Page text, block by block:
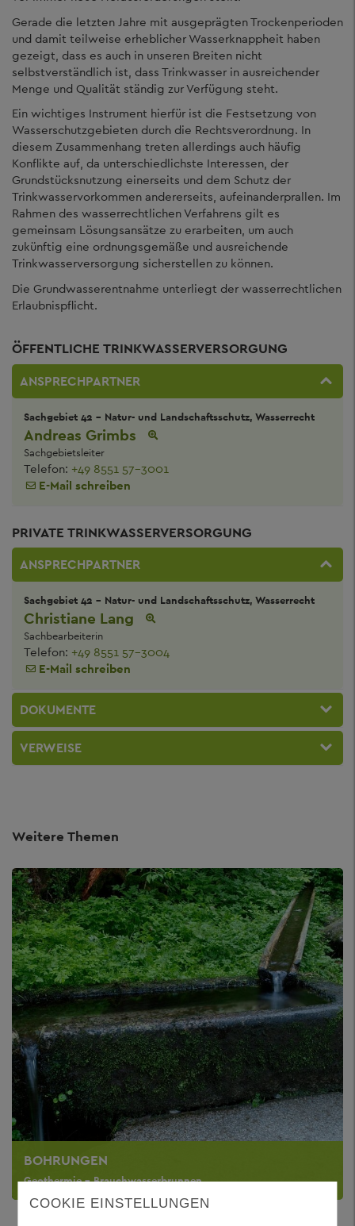
Gerade die letzten Jahre mit ausgeprägten Trockenperioden
und damit teilweise erheblicher Wasserknappheit haben
gezeigt, dass es auch in unseren Breiten nicht
selbstverständlich ist, dass Trinkwasser in ausreichender
Menge und Qualität ständig zur Verfügung steht.
Ein wichtiges Instrument hierfür ist die Festsetzung von
Wasserschutzgebieten durch die Rechtsverordnung. In
diesem Zusammenhang treten allerdings auch häufig
Konflikte auf, da unterschiedlichste Interessen, der
Grundstücksnutzung einerseits und dem Schutz der
Trinkwasservorkommen andererseits, aufeinanderprallen. Im
Rahmen des wasserrechtlichen Verfahrens gilt es
gemeinsam Lösungsansätze zu erarbeiten, um auch
zukünftig eine ordnungsgemäße und ausreichende
Trinkwasserversorgung sicherstellen zu können.
Die Grundwasserentnahme unterliegt der wasserrechtlichen
Erlaubnispflicht.
ÖFFENTLICHE TRINKWASSERVERSORGUNG
ANSPRECHPARTNER
Sachgebiet 42 - Natur- und Landschaftsschutz, Wasserrecht
Andreas Grimbs
Sachgebietsleiter
Telefon: +49 8551 57-3001
E-Mail schreiben
PRIVATE TRINKWASSERVERSORGUNG
ANSPRECHPARTNER
Sachgebiet 42 - Natur- und Landschaftsschutz, Wasserrecht
Christiane Lang
Sachbearbeiterin
Telefon: +49 8551 57-3004
E-Mail schreiben
DOKUMENTE
VERWEISE
Weitere Themen
BOHRUNGEN
Geothermie - Brauchwasserbrunnen
COOKIE EINSTELLUNGEN